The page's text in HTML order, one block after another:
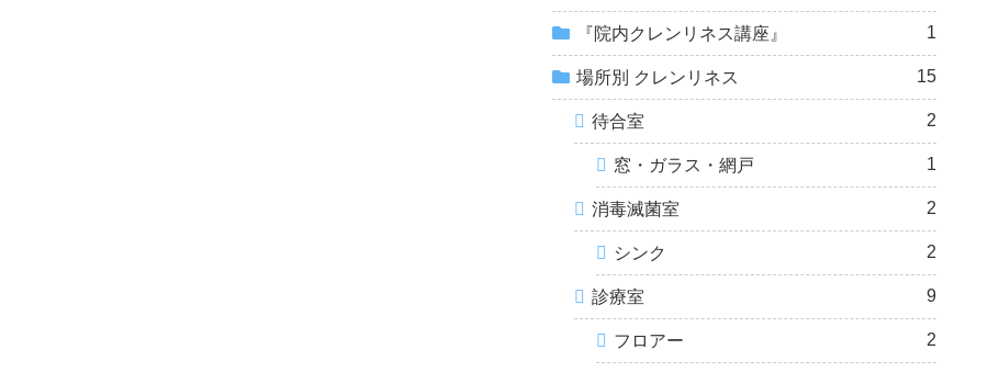
『院内クレンリネス講座』 1
場所別 クレンリネス 15
待合室 2
窓・ガラス・網戸 1
消毒滅菌室 2
シンク 2
診療室 9
フロアー 2